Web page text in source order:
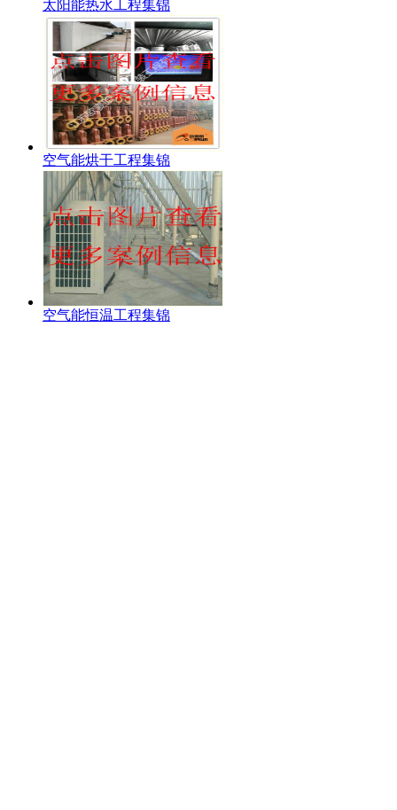
太阳能热水工程集锦
空气能烘干工程集锦
空气能恒温工程集锦